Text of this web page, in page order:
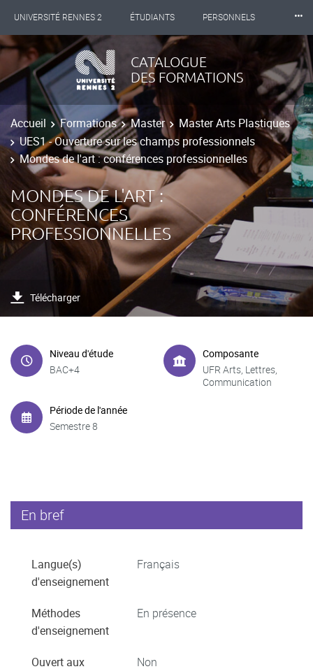
UNIVERSITÉ RENNES 2 ÉTUDIANTS PERSONNELS
INTERNATIONAL PROFESSIONNELS BIBLIOTHÈQUES
LES NOUVELLES DE RENNES 2
⸱⸱⸱
CATALOGUE
DES FORMATIONS
Accueil Formations Master
Master Arts Plastiques
UES1 - Ouverture sur les champs professionnels
Mondes de l'art : conférences professionnelles
MONDES DE L'ART :
CONFÉRENCES
PROFESSIONNELLES
Télécharger
Niveau d'étude
BAC+4
Composante
UFR Arts, Lettres,
Communication
Période de l'année
Semestre 8
En bref
Langue(s)
d'enseignement
Français
Méthodes
d'enseignement
En présence
Ouvert aux
Non